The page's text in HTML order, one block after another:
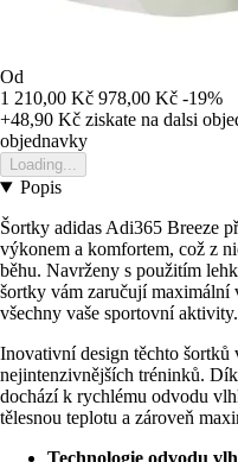
Od
1 210,00 Kč 978,00 Kč -19%
+48,90 Kč ziskate na dalsi
objednavky
Loading...
Popis
Šortky adidas Adi365 Breeze
výkonem a komfortem, což z
běhu. Navrženy s použitím
šortky vám zaručují maximální
všechny vaše sportovní aktivity.
Inovativní design těchto šortků
nejintenzivnějších tréninků.
dochází k rychlému odvodu
tělesnou teplotu a zároveň